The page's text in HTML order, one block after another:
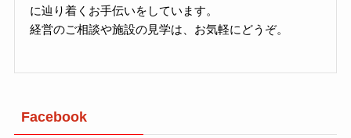
に辿り着くお手伝いをしています。
経営のご相談や施設の見学は、お気軽にどうぞ。
Facebook